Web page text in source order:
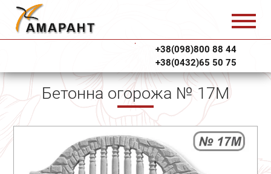
+38(098)800 88 44
+38(0432)65 50 75
Бетонна огорожа № 17М